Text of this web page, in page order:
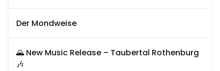
Der Mondweise
🌄 New Music Release – Taubertal Rothenburg
🎶